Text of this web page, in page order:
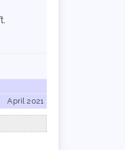
April 2021